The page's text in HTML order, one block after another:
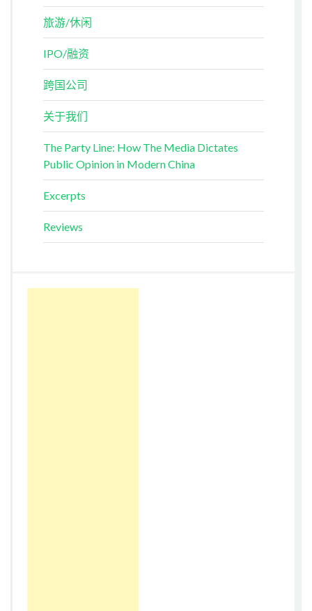
旅游/休闲
IPO/融资
跨国公司
关于我们
The Party Line: How The Media Dictates
Public Opinion in Modern China
Excerpts
Reviews